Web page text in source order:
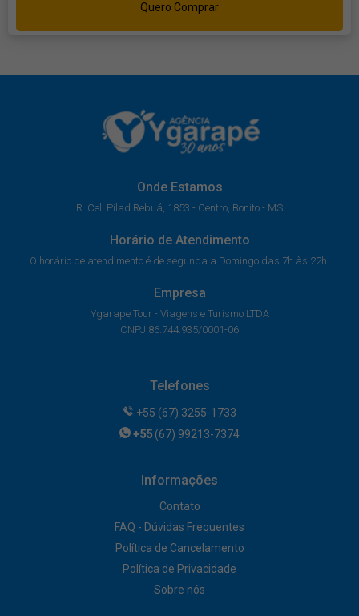
Quero Comprar
Onde Estamos
R. Cel. Pilad Rebuá, 1853 - Centro, Bonito - MS
Horário de Atendimento
O horário de atendimento é de segunda a Domingo das 7h às 22h.
Empresa
Ygarape Tour - Viagens e Turismo LTDA
CNPJ 86.744.935/0001-06
Telefones
+55 (67) 3255-1733
+55 (67) 99213-7374
Informações
Contato
FAQ - Dúvidas Frequentes
Política de Cancelamento
Política de Privacidade
Sobre nós